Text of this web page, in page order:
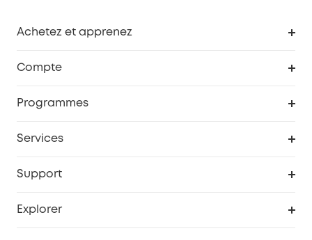
Achetez et apprenez
Compte
Programmes
Services
Support
Explorer